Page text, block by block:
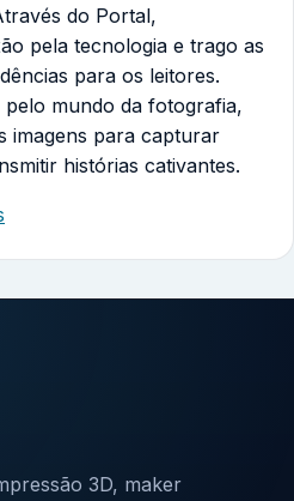
do Portal,
pela tecnologia e trago as
para os leitores.
mundo da fotografia,
imagens para capturar
histórias cativantes.
3D, maker